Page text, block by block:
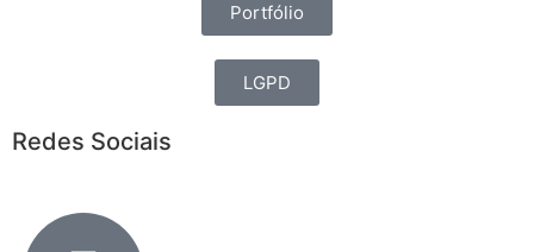
Portfólio
LGPD
Redes Sociais